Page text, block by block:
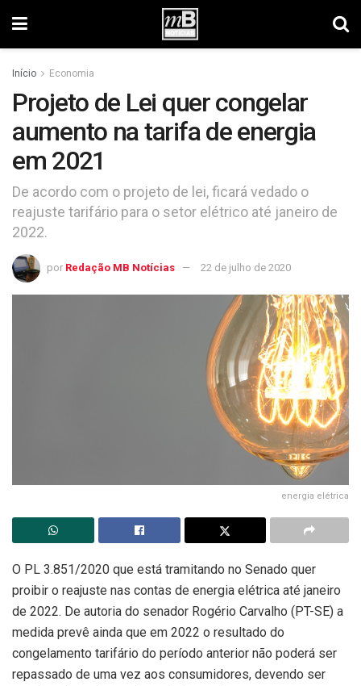
Início Economia
Projeto de Lei quer congelar
aumento na tarifa de energia
em 2021
De acordo com o projeto de lei, ficará vedado o
reajuste tarifário para o setor elétrico até janeiro de
2022.
por Redação MB Notícias 22 de julho de 2020
energia elétrica
O PL 3.851/2020 que está tramitando no Senado quer
proibir o reajuste nas contas de energia elétrica até janeiro
de 2022. De autoria do senador Rogério Carvalho (PT-SE) a
medida prevê ainda que em 2022 o resultado do
congelamento tarifário do período anterior não poderá ser
repassado de uma vez aos consumidores, devendo ser